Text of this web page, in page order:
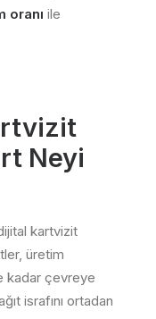
oranı ile
Neyi
kartvizit
üretim
kadar çevreye
israfını ortadan